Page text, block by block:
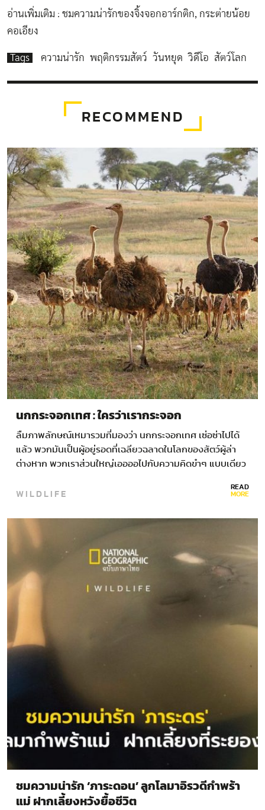
อ่านเพิ่มเติม : ชมความน่ารักของจิ้งจอกอาร์กติก, กระต่ายน้อย
คอเอียง
Tags ความน่ารัก พฤติกรรมสัตว์ วันหยุด วิดีโอ สัตว์โลก
RECOMMEND
นกกระจอกเทศ : ใครว่าเรากระจอก
ลืมภาพลักษณ์เหมารวมที่มองว่า นกกระจอกเทศ เซ่อซ่าไปได้
แล้ว พวกมันเป็นผู้อยู่รอดที่เฉลียวฉลาดในโลกของสัตว์ผู้ล่า
ต่างหาก พวกเราส่วนใหญ่เออออไปกับความคิดขำๆ แบบเดียว
WILDLIFE READ
MORE
ชมความน่ารัก ‘ภาระดอน’ ลูกโลมาอิรวดีกำพร้า
แม่ ฝากเลี้ยงหวังยื้อชีวิต